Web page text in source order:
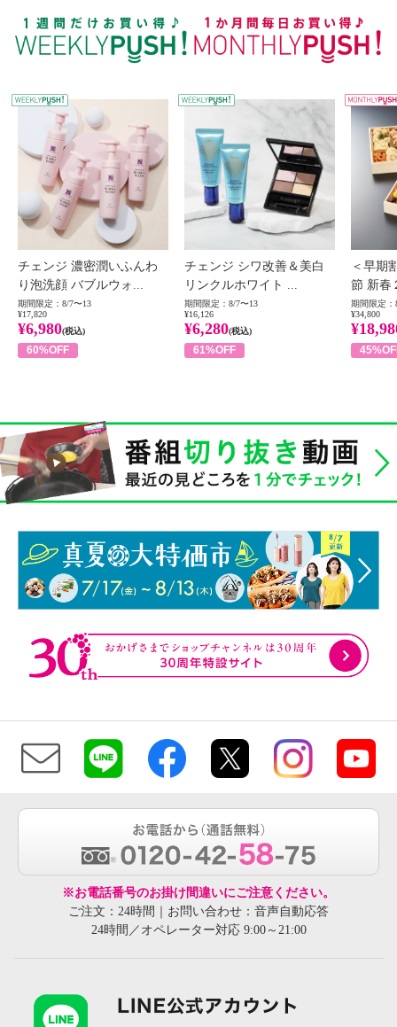
WEEKLY PUSH
チェンジ 濃密潤いふんわ
り泡洗顔 バブルウォ...
期間限定：8/7〜13
¥17,820
¥6,980(税込)
60%OFF
チェンジ シワ改善＆美白
リンクルホワイト ...
期間限定：8/7〜13
¥16,126
¥6,280(税込)
61%OFF
＜早期
節 新春
期間限定：
¥34,800
※お電話番号のお掛け間違いにご注意ください。
ご注文：24時間｜お問い合わせ：音声自動応答
24時間／オペレーター対応 9:00～21:00